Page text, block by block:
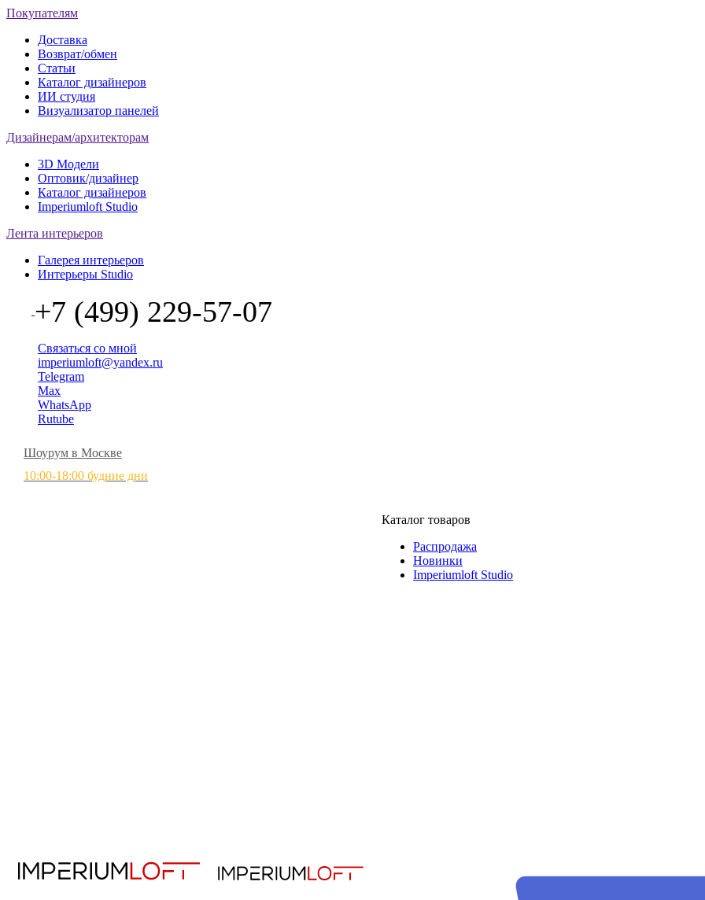
Покупателям
Доставка
Возврат/обмен
Статьи
Каталог дизайнеров
ИИ студия
Визуализатор панелей
Дизайнерам/архитекторам
3D Модели
Оптовик/дизайнер
Каталог дизайнеров
Imperiumloft Studio
Лента интерьеров
Галерея интерьеров
Интерьеры Studio
+7 (499) 229-57-07
Связаться со мной
imperiumloft@yandex.ru
Telegram
Max
WhatsApp
Rutube
Шоурум в Москве
10:00-18:00 будние дни
Каталог товаров
Распродажа
Новинки
Imperiumloft Studio